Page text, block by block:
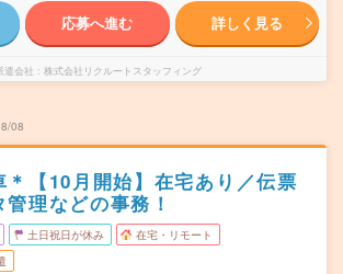
応募へ進む 詳しく見る
遣会社 株式会社リクルートスタッフィング
08
＊【10月開始】在宅あり／伝票
理などの事務！
土日祝日が休み 在宅・リモート